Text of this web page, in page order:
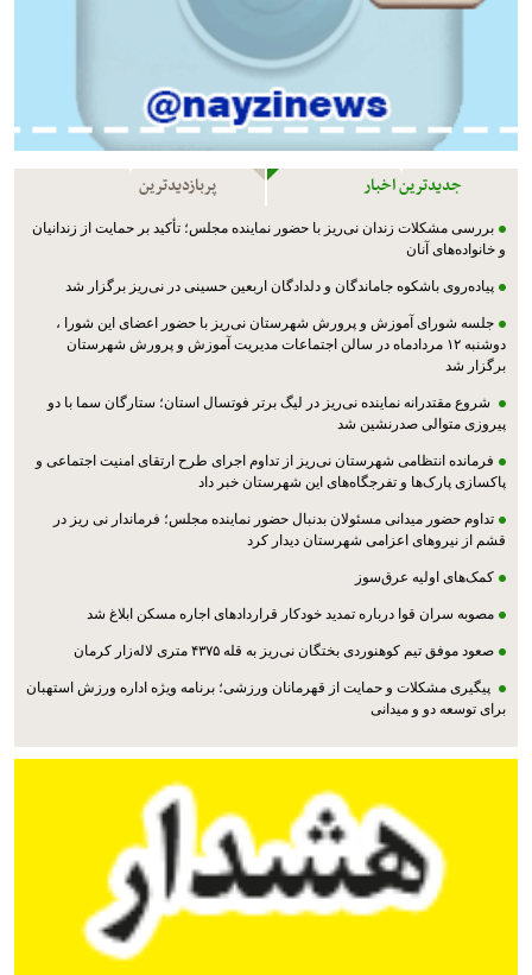
جدیدترین اخبار پربازدیدترین
بررسی مشکلات زندان نی‌ریز با حضور نماینده مجلس؛ تأکید بر حمایت از زندانیان
و خانواده‌های آنان
پیاده‌روی باشکوه جاماندگان و دلدادگان اربعین حسینی در نی‌ریز برگزار شد
جلسه شورای آموزش و پرورش شهرستان نی‌ریز با حضور اعضای این شورا ،
دوشنبه ۱۲ مردادماه در سالن اجتماعات مدیریت آموزش و پرورش شهرستان
برگزار شد
شروع مقتدرانه نماینده نی‌ریز در لیگ برتر فوتسال استان؛ ستارگان سما با دو
پیروزی متوالی صدرنشین شد
فرمانده انتظامی شهرستان نی‌ریز از تداوم اجرای طرح ارتقای امنیت اجتماعی و
پاکسازی پارک‌ها و تفرجگاه‌های این شهرستان خبر داد
تداوم حضور میدانی مسئولان بدنبال حضور نماینده مجلس؛ فرماندار نی ریز در
قشم از نیروهای اعزامی شهرستان دیدار کرد
کمک‌های اولیه عرق‌سوز
مصوبه سران قوا درباره تمدید خودکار قراردادهای اجاره مسکن ابلاغ شد
صعود موفق تیم کوهنوردی بختگان نی‌ریز به قله ۴۳۷۵ متری لاله‌زار کرمان
پیگیری مشکلات و حمایت از قهرمانان ورزشی؛ برنامه ویژه اداره ورزش استهبان
برای توسعه دو و میدانی